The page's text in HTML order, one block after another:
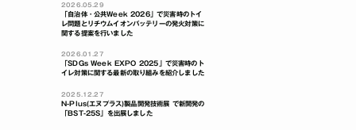
2026.05.29
「自治体・公共Week 2026」で災害時のトイ
レ問題とリチウムイオンバッテリーの発火対策に
関する提案を行いました
2026.01.27
「SDGs Week EXPO 2025」で災害時のト
イレ対策に関する最新の取り組みを紹介しました
2025.12.27
N-Plus(エヌプラス)製品開発技術展 で新開発の
「BST-25S」を出展しました